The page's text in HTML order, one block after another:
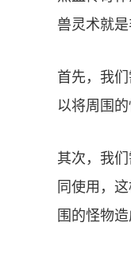
兽灵术就
首先，我
以将周围
其次，我
同使用，
围的怪物